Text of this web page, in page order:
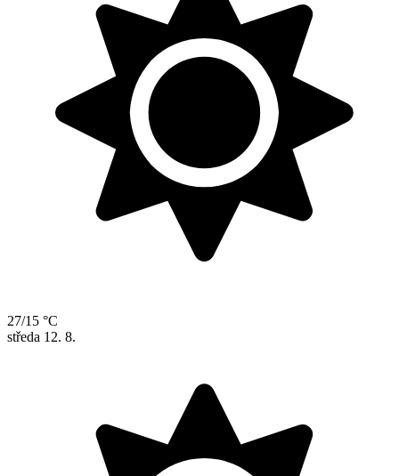
27/15 °C
středa 12. 8.